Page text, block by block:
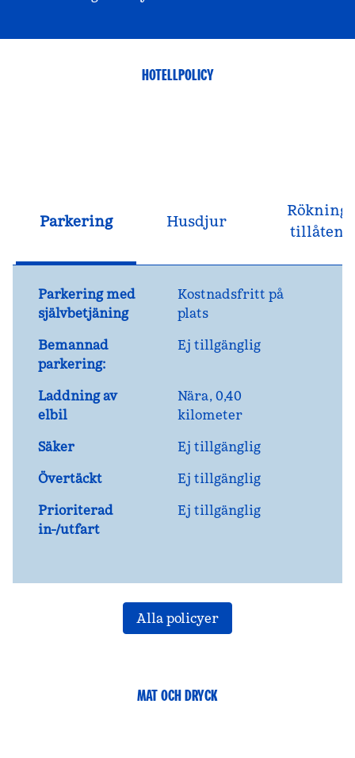
HOTELLPOLICY
Parkering Husdjur
Rökning
tillåten
Parkering med
självbetjäning
Kostnadsfritt på
plats
Bemannad
parkering:
Ej tillgänglig
Laddning av
elbil
Nära, 0,40
kilometer
Säker
Ej tillgänglig
Övertäckt
Ej tillgänglig
Prioriterad
in-/utfart
Ej tillgänglig
Alla policyer
MAT OCH DRYCK